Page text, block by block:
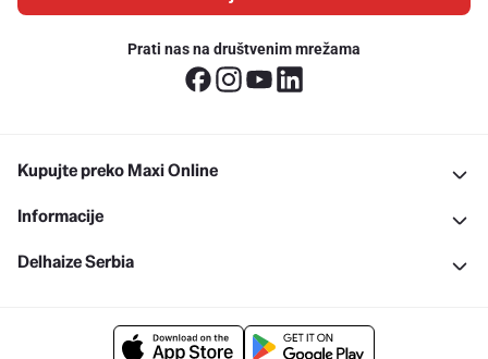
Prati nas na društvenim mrežama
Kupujte preko Maxi Online
Informacije
Delhaize Serbia